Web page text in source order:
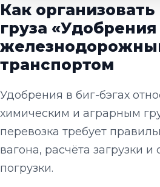
Как
груза «Удобрения
транспортом
Удобрения в биг-бэгах
химическим и аграрным
перевозка требует
вагона, расчёта загрузки и
погрузки.